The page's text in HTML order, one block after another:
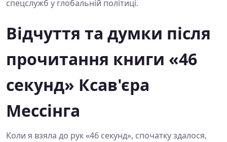
спецслужб у глобальній політиці.
Відчуття та думки після
прочитання книги «46
секунд» Ксав'єра
Мессінга
Коли я взяла до рук «46 секунд», спочатку здалося,